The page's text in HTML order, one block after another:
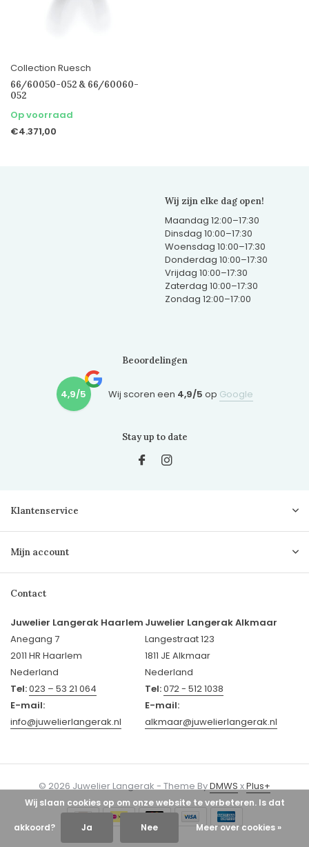
Collection Ruesch
66/60050-052 & 66/60060-
052
Op voorraad
€4.371,00
Wij zijn elke dag open!
Maandag 12:00–17:30
Dinsdag 10:00–17:30
Woensdag 10:00–17:30
Donderdag 10:00–17:30
Vrijdag 10:00–17:30
Zaterdag 10:00–17:30
Zondag 12:00–17:00
Beoordelingen
4,9/5 Wij scoren een 4,9/5 op Google
Stay up to date
Klantenservice
Mijn account
Contact
Juwelier Langerak Haarlem
Anegang 7
2011 HR Haarlem
Nederland
Tel:023 – 53 21 064
E-mail:
info@juwelierlangerak.nl
Juwelier Langerak Alkmaar
Langestraat 123
1811 JE Alkmaar
Nederland
Tel:072 - 512 1038
E-mail:
alkmaar@juwelierlangerak.nl
© 2026 Juwelier Langerak - Theme ByDMWSxPlus+
Wij slaan cookies op om onze website te verbeteren. Is dat
akkoord? Ja Nee Meer over cookies »